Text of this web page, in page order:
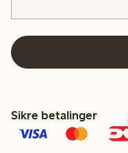
Sikre betalinger